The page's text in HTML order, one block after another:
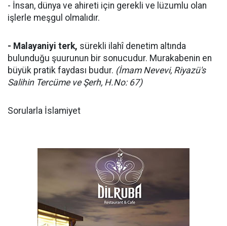
- İnsan, dünya ve ahireti için gerekli ve lüzumlu olan
işlerle meşgul olmalıdır.
- Malayaniyi terk, sürekli ilahî denetim altında
bulunduğu şuurunun bir sonucudur. Murakabenin en
büyük pratik faydası budur. (İmam Nevevi, Riyazü's
Salihin Tercüme ve Şerh, H.No: 67)
Sorularla İslamiyet